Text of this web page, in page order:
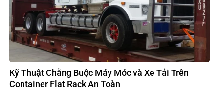
Kỹ Thuật Chằng Buộc Máy Móc và Xe Tải Trên
Container Flat Rack An Toàn